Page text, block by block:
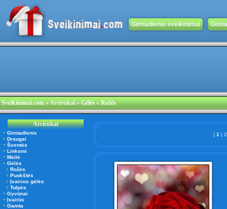
Gimtadienio sveikinimai
Sveikinimai.com»Atvirukai» Gėlės » Rožės
Atvirukai
Gimtadienis
Draugai
Šventės
Linksmi
Meilė
Gėlės
Rožės
Puokštės
Įvairios gėlės
Tulpės
Gyvūnai
Įvairūs
Gamta
| 1 |